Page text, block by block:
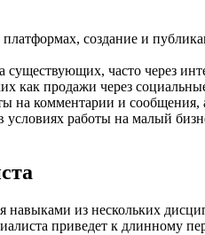
создание и
часто через
как продажи через
на комментарии и
условиях работы на малый
навыками из нескольких
приведет к длинному